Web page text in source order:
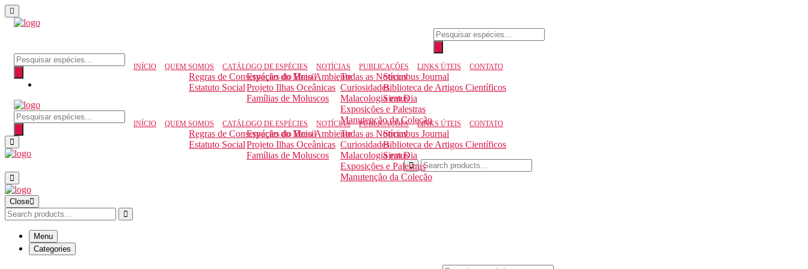
Pesquisar
produtos
Pesquisar produtos
INÍCIO QUEM SOMOS
Regras de Conservação do Meio Ambiente
Estatuto Social
CATÁLOGO DE ESPÉCIES
Espécies do Brasil
Projeto Ilhas Oceânicas
Famílias de Moluscos
NOTÍCIAS
Todas as Notícias
Curiosidades
Malacologia em Dia
Exposições e Palestras
Manutenção da Coleção
PUBLICAÇÕES
Strombus Journal
Biblioteca de Artigos Científicos
Siratus
LINKS ÚTEIS CONTATO
Pesquisar produtos
INÍCIO QUEM SOMOS
Regras de Conservação do Meio Ambiente
Estatuto Social
CATÁLOGO DE ESPÉCIES
Espécies do Brasil
Projeto Ilhas Oceânicas
Famílias de Moluscos
NOTÍCIAS
Todas as Notícias
Curiosidades
Malacologia em Dia
Exposições e Palestras
Manutenção da Coleção
PUBLICAÇÕES
Strombus Journal
Biblioteca de Artigos Científicos
Siratus
LINKS ÚTEIS CONTATO
Close
Menu
Categories